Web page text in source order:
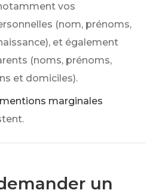
vos
(nom, prénoms,
et également
(noms, prénoms,
et domiciles).
mentions marginales
un